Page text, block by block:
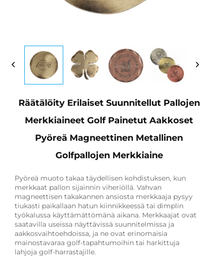
Räätälöity Erilaiset Suunnitellut Pallojen
Merkkiaineet Golf Painetut Aakkoset
Pyöreä Magneettinen Metallinen
Golfpallojen Merkkiaine
Pyöreä muoto takaa täydellisen kohdistuksen, kun
merkkaat pallon sijainnin viheriöllä. Vahvan
magneettisen takakannen ansiosta merkkaaja pysyy
tiukasti paikallaan hatun kiinnikkeessä tai dimplin
työkalussa käyttämättömänä aikana. Merkkaajat ovat
saatavilla useissa näyttävissä suunnitelmissa ja
aakkosvaihtoehdoissa, ja ne ovat erinomaisia
mainostavaraa golf-tapahtumoihin tai harkittuja
lahjoja golf-harrastajille.